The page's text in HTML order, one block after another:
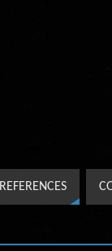
REFERENCES